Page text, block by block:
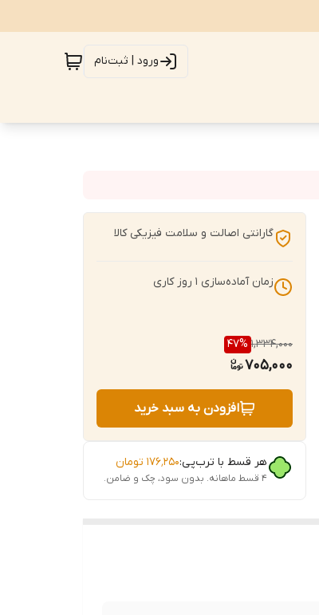
ورود | ثبت‌نام
گارانتی اصالت و سلامت فیزیکی کالا
زمان آماده‌سازی 1 روز کاری
1,334,000
47%
705,000
افزودن به سبد خرید
هر قسط با ترب‌پی:۱۷۶٬۲۵۰ تومان
۴ قسط ماهانه. بدون سود، چک و ضامن.